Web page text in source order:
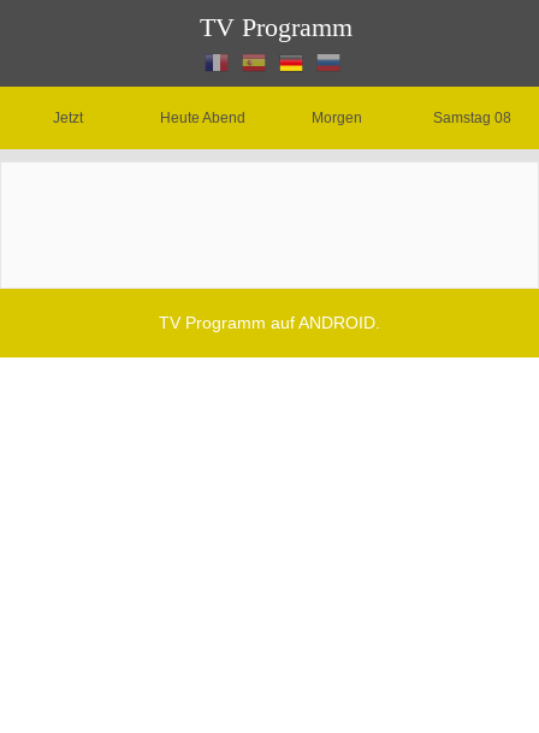
TV Programm
Jetzt Heute Abend Morgen Samstag 08
TV Programm auf ANDROID.